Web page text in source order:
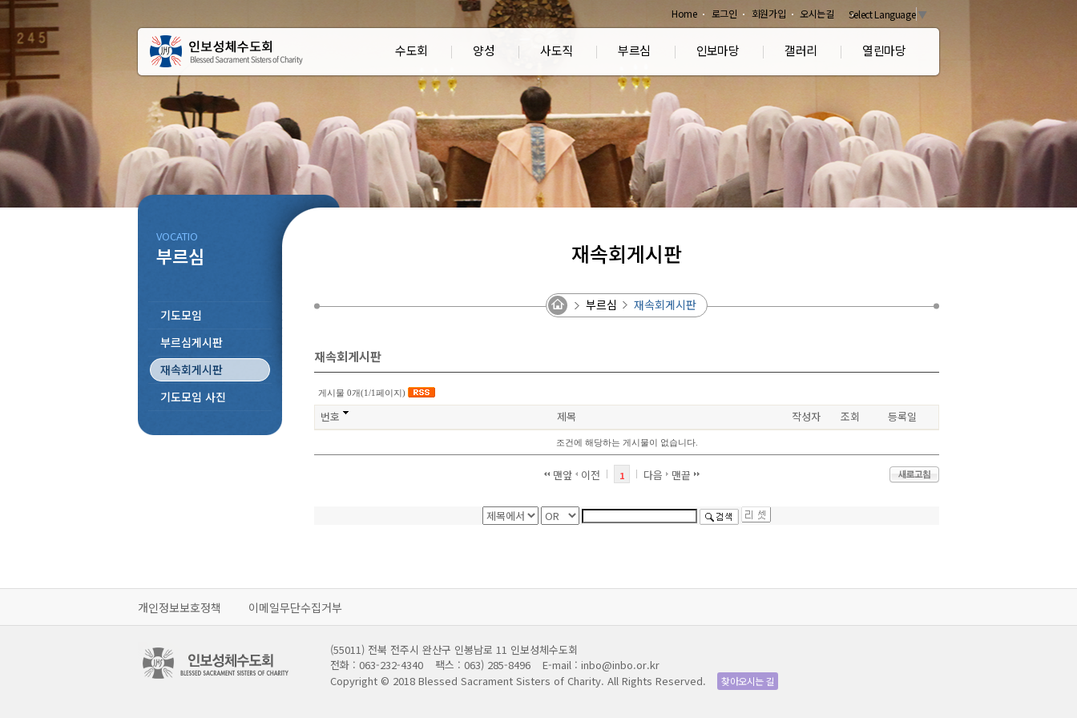
Home 로그인 회원가입 오시는길 Select Language ▼
수도회 양성 사도직 부르심 인보마당 갤러리 열린마당
VOCATIO
부르심
기도모임
부르심게시판
재속회게시판
기도모임 사진
재속회게시판
부르심 재속회게시판
재속회게시판
게시물 0개(1/1페이지)
번호 제목 작성자 조회 등록일
조건에 해당하는 게시물이 없습니다.
맨앞 이전 1 다음 맨끝
개인정보보호정책 이메일무단수집거부
(55011) 전북 전주시 완산구 인봉남로 11 인보성체수도회
전화 : 063-232-4340
팩스 : 063) 285-8496
E-mail : inbo@inbo.or.kr
Copyright © 2018 Blessed Sacrament Sisters of Charity. All Rights Reserved. 찾아오시는 길